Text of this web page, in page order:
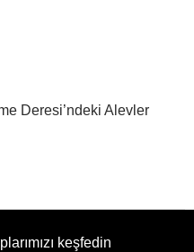
Deresi’ndeki Alevler
keşfedin